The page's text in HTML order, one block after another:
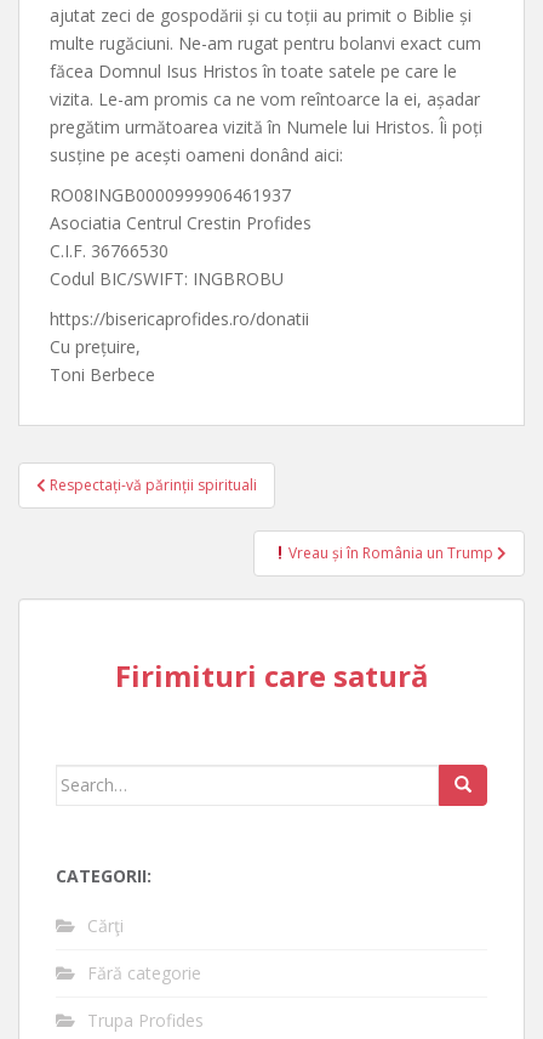
ajutat zeci de gospodării și cu toții au primit o Biblie și
multe rugăciuni. Ne-am rugat pentru bolanvi exact cum
făcea Domnul Isus Hristos în toate satele pe care le
vizita. Le-am promis ca ne vom reîntoarce la ei, așadar
pregătim următoarea vizită în Numele lui Hristos. Îi poți
susține pe acești oameni donând aici:
RO08INGB0000999906461937
Asociatia Centrul Crestin Profides
C.I.F. 36766530
Codul BIC/SWIFT: INGBROBU
https://bisericaprofides.ro/donatii
Cu prețuire,
Toni Berbece
Post
navigation
Respectați-vă părinții spirituali
Vreau și în România un Trump
Firimituri care satură
Search
CATEGORII:
Cărţi
Fără categorie
Trupa Profides